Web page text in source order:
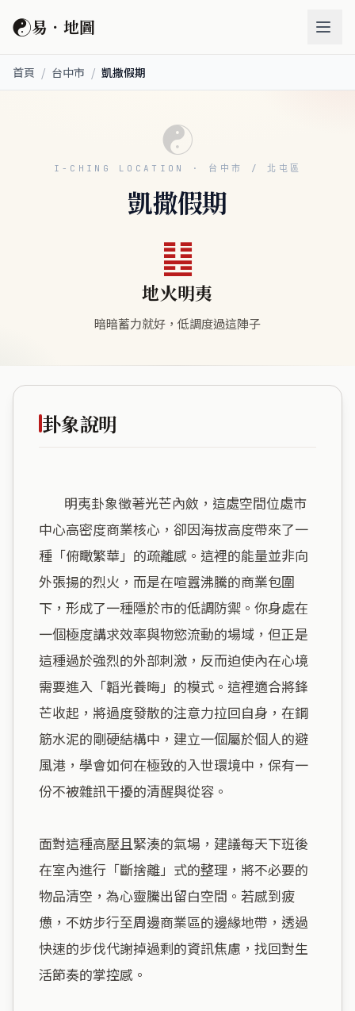
☯易．地圖
首頁 / 台中市 / 凱撒假期
☯
I-CHING LOCATION · 台中市 / 北屯區
凱撒假期
䷣
地火明夷
暗暗蓄力就好，低調度過這陣子
卦象說明
中心高密度商業核心，卻因海拔高度帶來了一
種「俯瞰繁華」的疏離感。這裡的能量並非向
外張揚的烈火，而是在喧囂沸騰的商業包圍
下，形成了一種隱於市的低調防禦。你身處在
一個極度講求效率與物慾流動的場域，但正是
這種過於強烈的外部刺激，反而迫使內在心境
需要進入「韜光養晦」的模式。這裡適合將鋒
芒收起，將過度發散的注意力拉回自身，在鋼
筋水泥的剛硬結構中，建立一個屬於個人的避
風港，學會如何在極致的入世環境中，保有一
份不被雜訊干擾的清醒與從容。
面對這種高壓且緊湊的氣場，建議每天下班後
在室內進行「斷捨離」式的整理，將不必要的
物品清空，為心靈騰出留白空間。若感到疲
憊，不妨步行至周邊商業區的邊緣地帶，透過
快速的步伐代謝掉過剩的資訊焦慮，找回對生
活節奏的掌控感。